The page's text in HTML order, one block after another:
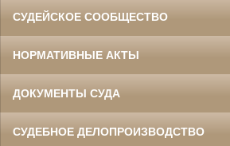
СУДЕЙСКОЕ СООБЩЕСТВО
НОРМАТИВНЫЕ АКТЫ
ДОКУМЕНТЫ СУДА
СУДЕБНОЕ ДЕЛОПРОИЗВОДСТВО